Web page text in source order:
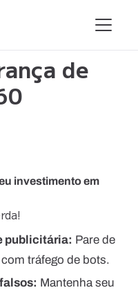
de
investimento em
publicitária: Pare de
tráfego de bots.
Mantenha seu